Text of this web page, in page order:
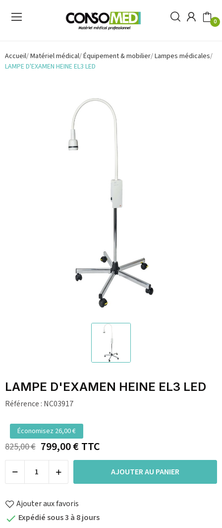
0
Accueil Matériel médical Équipement & mobilier Lampes médicales
LAMPE D'EXAMEN HEINE EL3 LED
LAMPE D'EXAMEN HEINE EL3 LED
Référence : NC03917
Économisez 26,00 €
825,00 € 799,00 €TTC
AJOUTER AU PANIER
Ajouter aux favoris
 Expédié sous 3 à 8 jours